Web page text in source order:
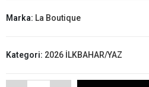
Marka: La Boutique
Kategori: 2026 İLKBAHAR/YAZ